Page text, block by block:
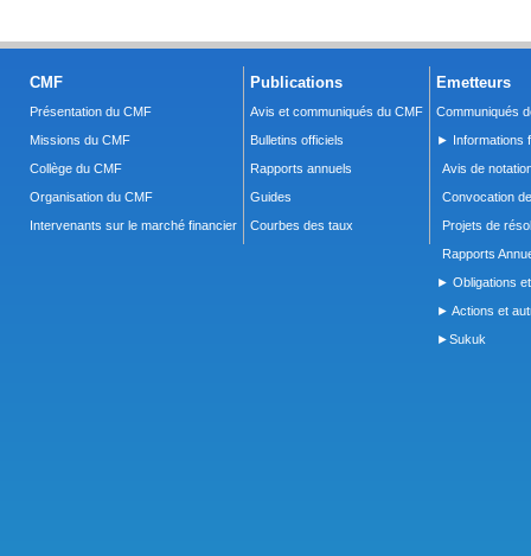
CMF
Présentation du CMF
Missions du CMF
Collège du CMF
Organisation du CMF
Intervenants sur le marché financier
Publications
Avis et communiqués du CMF
Bulletins officiels
Rapports annuels
Guides
Courbes des taux
Emetteurs
Communiqués
► Informations
Avis de
Convocation
Projets de
Rapports
► Obligations
► Actions et
►Sukuk